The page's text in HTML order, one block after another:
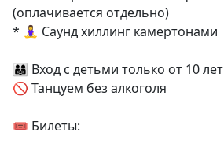
(оплачивается отдельно)
* 🧘‍♀️ Саунд хиллинг камертонами
👨‍👩‍👧 Вход с детьми только от 10 лет
🚫 Танцуем без алкоголя
🎟 Билеты: